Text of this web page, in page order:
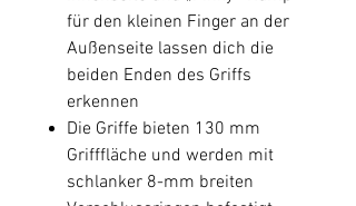
für den kleinen Finger an der
Außenseite lassen dich die
beiden Enden des Griffs
erkennen
Die Griffe bieten 130 mm
Grifffläche und werden mit
schlanker 8-mm breiten